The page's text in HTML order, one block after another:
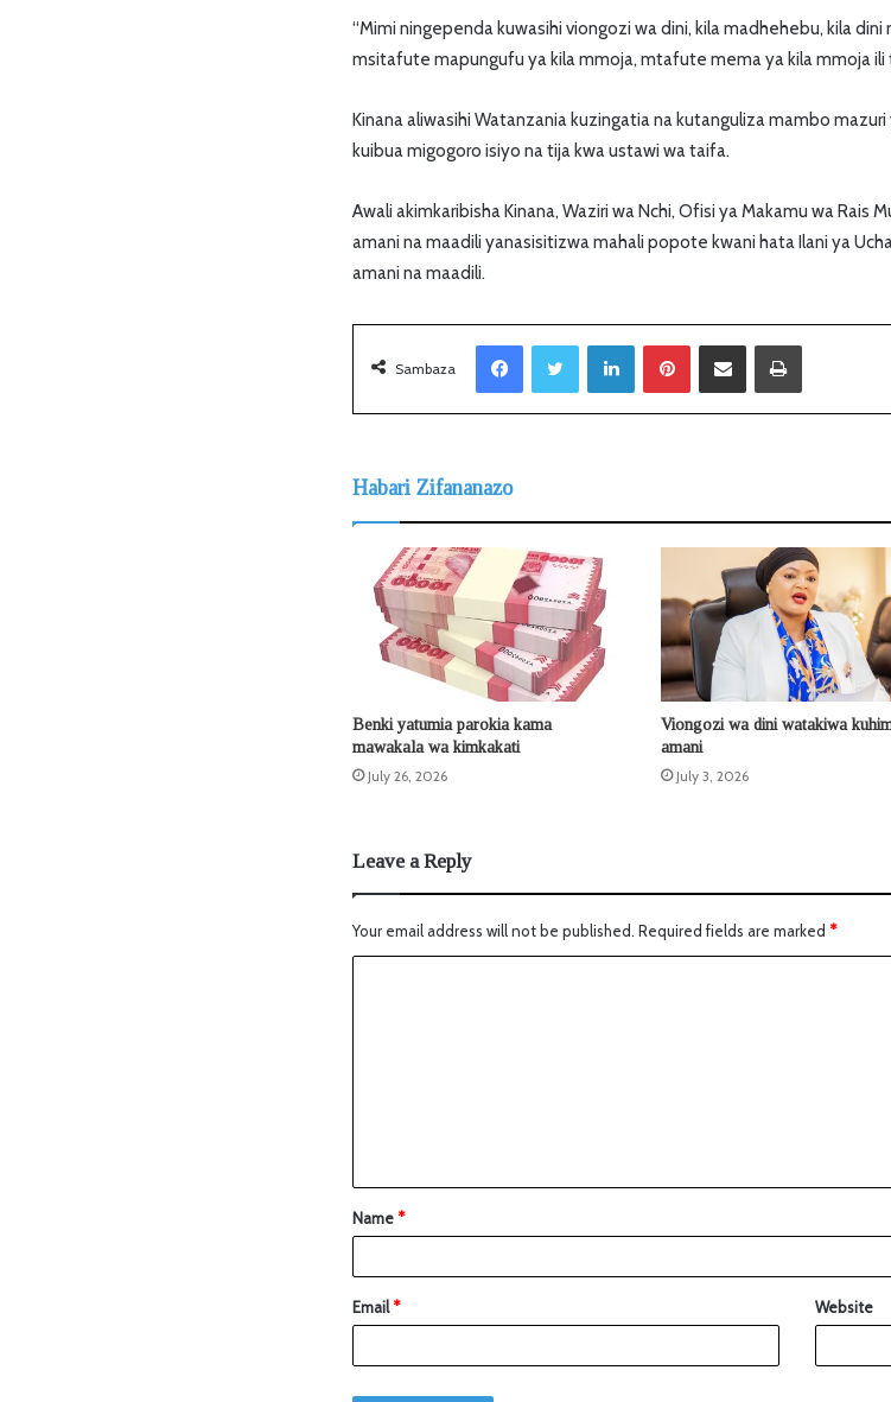
“Mimi ningependa kuwasihi viongozi wa dini, kila madhehebu, kila
msitafute mapungufu ya kila mmoja, mtafute mema ya kila mmoja ili
Kinana aliwasihi Watanzania kuzingatia na kutanguliza mambo
kuibua migogoro isiyo na tija kwa ustawi wa taifa.
Awali akimkaribisha Kinana, Waziri wa Nchi, Ofisi ya Makamu wa Rais
amani na maadili yanasisitizwa mahali popote kwani hata Ilani ya
amani na maadili.
Sambaza
LinkedIn Sambaza kupitia barua pepe
Habari Zifananazo
Benki yatumia parokia kama
mawakala wa kimkakati
July 26, 2026
Viongozi wa dini watakiwa
amani
July 3, 2026
Leave a Reply
Your email address will not be published. Required fields are marked *
Name*
Email* Website